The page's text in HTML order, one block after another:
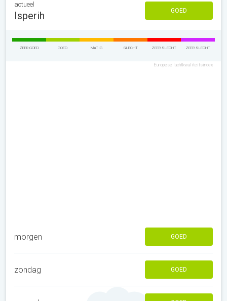
actueel
Isperih GOED
ZEER GOED GOED MATIG SLECHT ZEER SLECHT ZEER SLECHT
Europese luchtkwaliteitsindex
morgen GOED
zondag GOED